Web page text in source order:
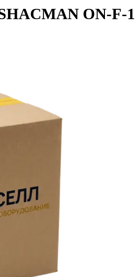
ON-F-